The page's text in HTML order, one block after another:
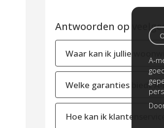
Antwoorden op
Waar kan ik jullie
Welke garanties biedt
Hoe kan ik
A-